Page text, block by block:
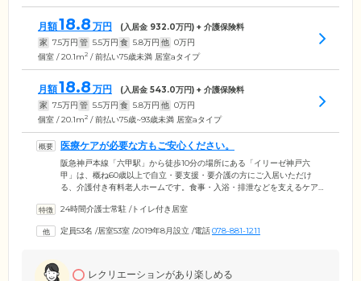
月額18.8 万円 (入居金 932.0万円) + 介護保険料
家 7.5万円 管 5.5万円 食 5.8万円 他 0万円
個室 / 20.1m2 / 前払い75歳未満 居室aタイプ
月額18.8 万円 (入居金 543.0万円) + 介護保険料
家 7.5万円 管 5.5万円 食 5.8万円 他 0万円
個室 / 20.1m2 / 前払い75歳~93歳未満 居室aタイプ
医療ケアが必要な方もご安心ください。
阪急神戸本線「六甲駅」から徒歩10分の場所にある「イリーゼ神戸六
甲」は、概ね60歳以上で自立・要支援・要介護の方にご入居いただけ
る、介護付き有料老人ホームです。食事・入浴・排泄などを支えるケア
い夜間も、ご安心いただける体制です。
24時間介護士常駐 /トイレ付き居室
定員53名 /居室53室 /2019年8月設立 /電話078-881-1211
レクリエーションがあり楽しめる